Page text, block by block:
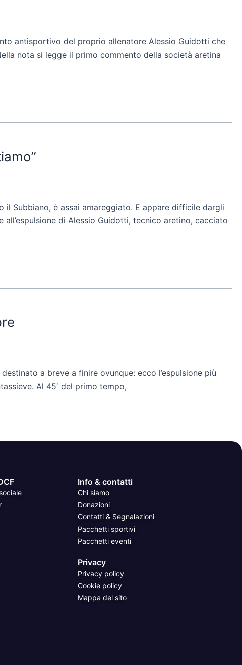
antisportivo del proprio allenatore Alessio Guidotti che
nota si legge il primo commento della società aretina
Subbiano, è assai amareggiato. E appare difficile dargli
di Alessio Guidotti, tecnico aretino, cacciato
a breve a finire ovunque: ecco l’espulsione più
Al 45′ del primo tempo,
Info & contatti
Chi siamo
Donazioni
Contatti & Segnalazioni
Pacchetti sportivi
Pacchetti eventi
Privacy
Privacy policy
Cookie policy
Mappa del sito